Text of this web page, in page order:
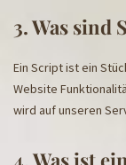
3. Was sind
Ein Script ist ein
Website
wird auf unseren
4. Was ist